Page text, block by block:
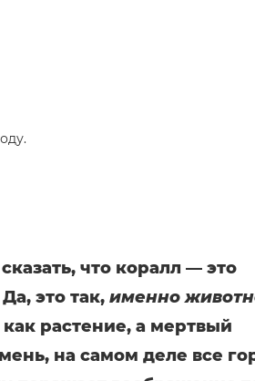
что коралл — это
это так, именно
растение, а мертвый
на самом деле все